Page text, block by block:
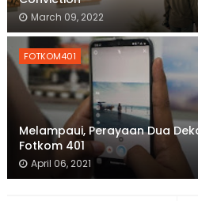
March 09, 2022
FOTKOM401
Melampaui, Perayaan Dua
Fotkom 401
April 06, 2021